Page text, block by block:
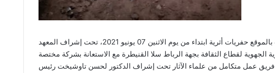
وأضاف البلاغ ” على إثر ذلك، انطلقت بالموقع حفريات أثرية ابتداء من يوم الاثنين 07 يونيو 2021، تحت إشراف المعهد
الجهوية لقطاع الثقافة بجهة الرباط سلا القنيطرة مع الاستعانة بشركة مختصة
عمل متكامل من علماء الآثار تحت إشراف الدكتور لحسن تاوشيخت رئيس